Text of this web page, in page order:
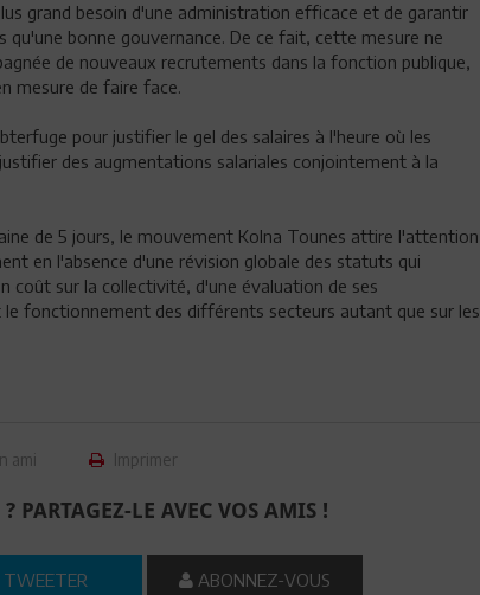
grand besoin d'une administration efficace et de garantir
bonne gouvernance. De ce fait, cette mesure ne
de nouveaux recrutements dans la fonction publique,
mesure de faire face.
pour justifier le gel des salaires à l'heure où les
des augmentations salariales conjointement à la
de 5 jours, le mouvement Kolna Tounes attire l'attention
en l'absence d'une révision globale des statuts qui
coût sur la collectivité, d'une évaluation de ses
fonctionnement des différents secteurs autant que sur les
ami Imprimer
PARTAGEZ-LE AVEC VOS AMIS !
TWEETER ABONNEZ-VOUS